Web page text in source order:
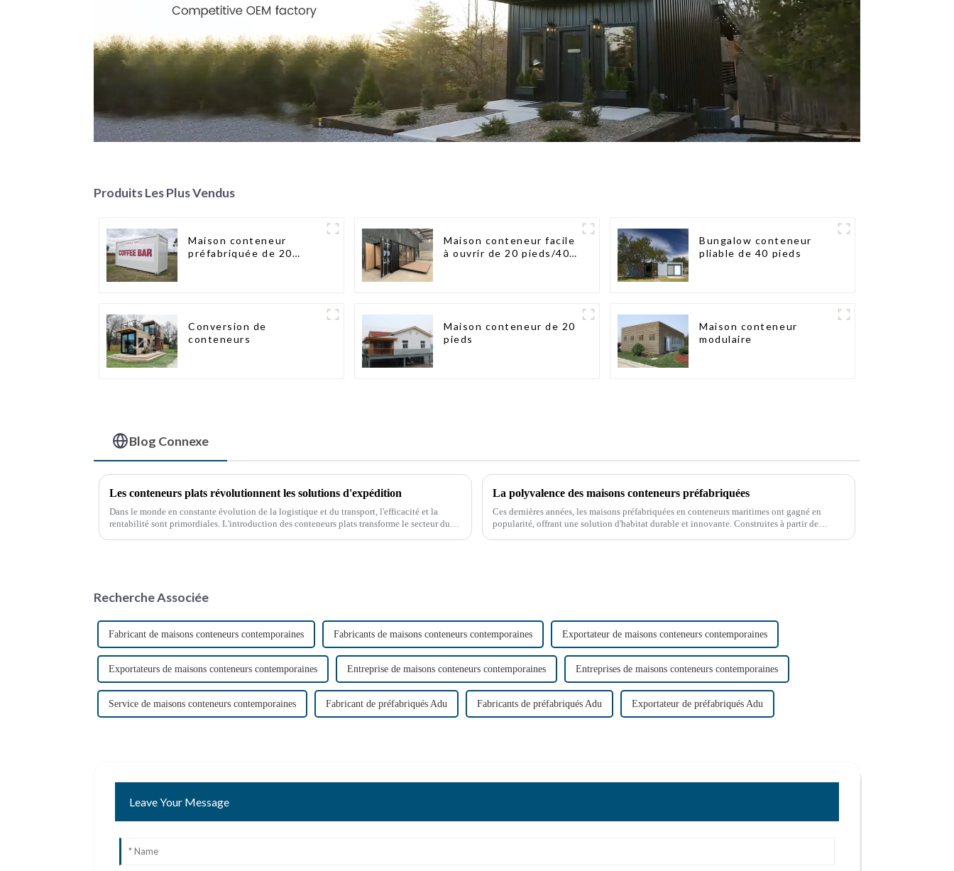
Produits Les Plus Vendus
Maison conteneur
préfabriquée de 20
Maison conteneur facile
à ouvrir de 20 pieds/40
Bungalow conteneur
pliable de 40 pieds
Conversion de
conteneurs
Maison conteneur de 20
pieds
Maison conteneur
modulaire
Blog Connexe
Les conteneurs plats révolutionnent les solutions d'expédition
Dans le monde en constante évolution de la logistique et du transport, l'efficacité et la
rentabilité sont primordiales. L'introduction des conteneurs plats transforme le secteur du
La polyvalence des maisons conteneurs préfabriquées
Ces dernières années, les maisons préfabriquées en conteneurs maritimes ont gagné en
popularité, offrant une solution d'habitat durable et innovante. Construites à partir de
Recherche Associée
Fabricant de maisons conteneurs contemporaines Fabricants de maisons conteneurs contemporaines Exportateur de maisons conteneurs contemporaines
Exportateurs de maisons conteneurs contemporaines Entreprise de maisons conteneurs contemporaines Entreprises de maisons conteneurs contemporaines
Service de maisons conteneurs contemporaines Fabricant de préfabriqués Adu Fabricants de préfabriqués Adu Exportateur de préfabriqués Adu
Leave Your Message